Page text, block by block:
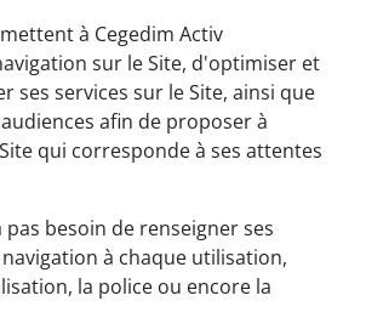
à Cegedim Activ
sur le Site, d'optimiser et
ses services sur le Site, ainsi que
afin de proposer à
qui corresponde à ses attentes
besoin de renseigner ses
à chaque utilisation,
la police ou encore la